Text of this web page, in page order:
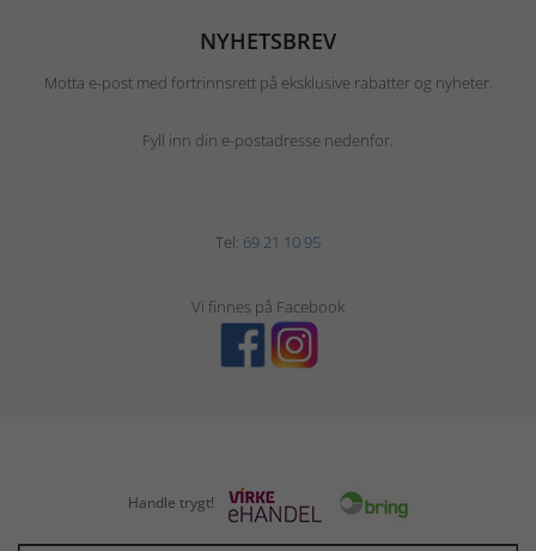
NYHETSBREV
Motta e-post med fortrinnsrett på eksklusive rabatter og nyheter.
Fyll inn din e-postadresse nedenfor.
Tel: 69 21 10 95
Vi finnes på Facebook
Handle trygt!